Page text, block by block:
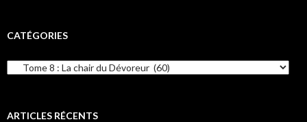
CATÉGORIES
Catégories
ARTICLES RÉCENTS